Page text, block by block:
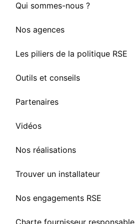
Qui sommes-nous ?
Nos agences
Les piliers de la politique RSE
Outils et conseils
Partenaires
Vidéos
Nos réalisations
Trouver un installateur
Nos engagements RSE